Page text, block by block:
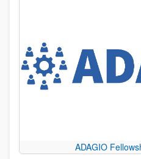
ADAGIO